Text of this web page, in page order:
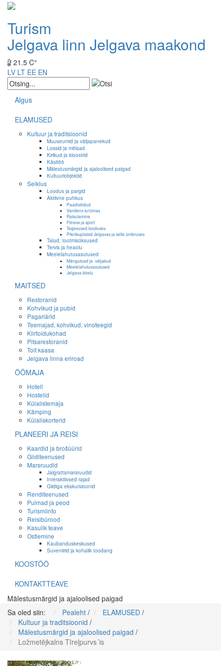
Turism
Jelgava linn Jelgava maakond
21.5 C°
LV LT EE EN
Algus
ELAMUSED
Kultuur ja traditsioonid
Muuseumid ja väljapanekud
Lossid ja mõisad
Kirikud ja kloostrid
Käsitöö
Mälestusmärgid ja ajaloolised paigad
Kultuuriobjektid
Seiklus
Loodus ja pargid
Aktiivne puhkus
Paadisõidud
Vandens turizmas
Ratsutamine
Fitness ja sport
Tegevused looduses
Piknikuplatsid Jelgavas ja selle ümbruses
Talud, tootmisüksused
Tervis ja heaolu
Meelelahutusasutused
Mängutoad ja -väljakud
Meelelahutusasutused
Jelgava ööelu
MAITSED
Restoranid
Kohvikud ja pubid
Pagariärid
Teemajad, kohvikud, vinoteegid
Kiirtoidukohad
Pitsarestoranid
Toit kaasa
Jelgava linna eriroad
ÖÖMAJA
Hotell
Hostelid
Külalistemaja
Kämping
Külaliskorterid
PLANEERI JA REISI
Kaardid ja brošüürid
Giiditeenused
Marsruudid
Jalgrattamarsruudid
Interaktiivsed rajad
Giidiga ekskursioonid
Renditeenused
Pulmad ja peod
Turismiinfo
Reisibürood
Kasulik teave
Ostlemine
Kaubanduskeskused
Suveniirid ja kohalik toodang
KOOSTÖÖ
KONTAKTTEAVE
Mälestusmärgid ja ajaloolised paigad
Sa oled siin:
Pealeht / ELAMUSED /
Kultuur ja traditsioonid /
Mälestusmärgid ja ajaloolised paigad /
Ložmetējkalns Tīreļpurvs´is